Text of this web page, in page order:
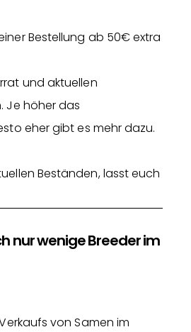
Bestellung ab 50€ extra
und aktuellen
Je höher das
eher gibt es mehr dazu.
Beständen, lasst euch
nur wenige Breeder im
von Samen im